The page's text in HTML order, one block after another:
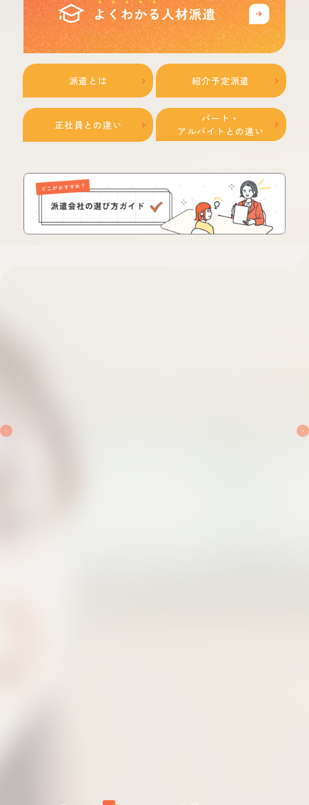
派遣とは 紹介予定派遣
正社員との違い
パート・
アルバイトとの違い